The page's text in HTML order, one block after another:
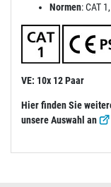
Normen: CAT
VE: 10x 12 Paar
Hier finden Sie
unsere Auswahl an